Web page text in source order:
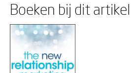
Boeken bij dit artikel